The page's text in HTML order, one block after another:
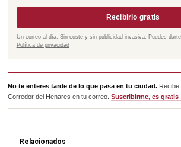
Recibirlo gratis
Un correo al día. Sin coste y sin publicidad invasiva. Puedes
Política de privacidad
No te enteres tarde de lo que pasa en tu ciudad.
Corredor del Henares en tu correo.Suscribirme, es gratis
Relacionados